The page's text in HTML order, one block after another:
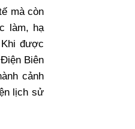
mà còn
làm, hạ
được
Biên
cảnh
lịch sử